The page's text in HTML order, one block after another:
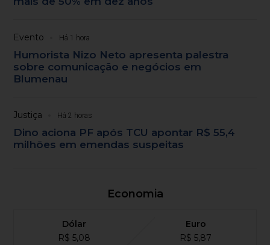
Evento Há 1 hora
Humorista Nizo Neto apresenta palestra
sobre comunicação e negócios em
Blumenau
Justiça Há 2 horas
Dino aciona PF após TCU apontar R$ 55,4
milhões em emendas suspeitas
Economia
Dólar
R$ 5,08
Euro
R$ 5,87